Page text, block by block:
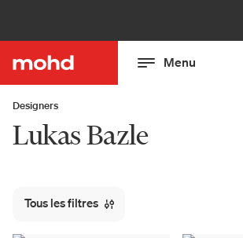
Menu
Designers
Lukas Bazle
Tous les filtres